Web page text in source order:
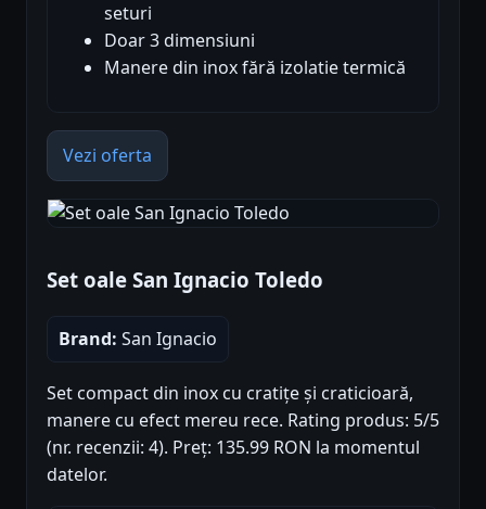
seturi
Doar 3 dimensiuni
Manere din inox fără izolatie termică
Vezi oferta
Set oale San Ignacio Toledo
Brand: San Ignacio
Set compact din inox cu cratițe și craticioară,
manere cu efect mereu rece. Rating produs: 5/5
(nr. recenzii: 4). Preț: 135.99 RON la momentul
datelor.